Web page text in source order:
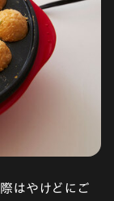
はやけどにご